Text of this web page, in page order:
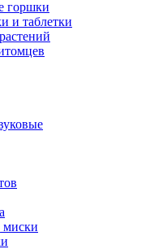
горшки
и таблетки
миски